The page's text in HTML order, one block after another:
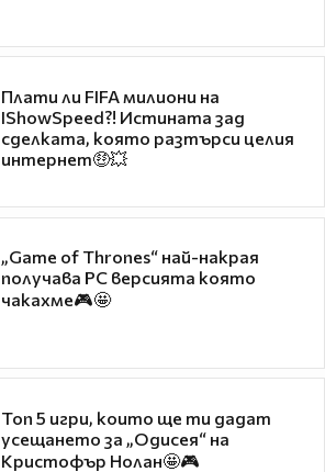
Плати ли FIFA милиони на
IShowSpeed?! Истината зад
сделката, която разтърси целия
интернет🤑💥
„Game of Thrones“ най-накрая
получава PC версията която
чакахме🎮🤩
Топ 5 игри, които ще ти дадат
усещането за „Одисея“ на
Кристофър Нолан🤩🎮